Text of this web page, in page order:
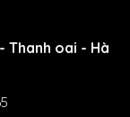
Thanh oai - Hà